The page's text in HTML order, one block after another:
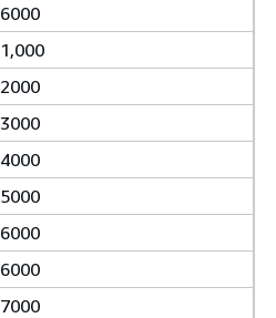
6000
1,000
2000
3000
4000
5000
6000
6000
7000